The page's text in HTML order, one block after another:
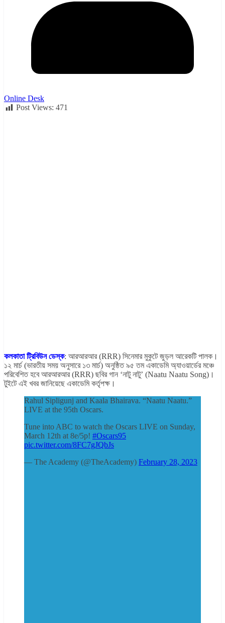
Online Desk
Post Views: 471
কলকাতা ট্রিবিউন ডেস্ক: আরআরআর (RRR) সিনেমার মুকুটে জুড়ল আরেকটি পালক।
১২ মার্চ (ভারতীয় সময় অনুসারে ১৩ মার্চ) অনুষ্ঠিত ৯৫ তম একাডেমি অ্যাওয়ার্ডের মঞ্চে
পরিবেশিত হবে আরআরআর (RRR) ছবির গান ‘নাটু নাটু’ (Naatu Naatu Song)।
টুইটে এই খবর জানিয়েছে একাডেমি কর্তৃপক্ষ।
Rahul Sipligunj and Kaala Bhairava. “Naatu Naatu.”
LIVE at the 95th Oscars.
Tune into ABC to watch the Oscars LIVE on Sunday,
March 12th at 8e/5p! #Oscars95
pic.twitter.com/8FC7gJQbJs
— The Academy (@TheAcademy) February 28, 2023